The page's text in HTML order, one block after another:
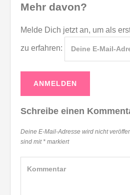
Mehr davon?
Melde Dich jetzt an, um als
zu erfahren:
Schreibe einen
Deine E-Mail-Adresse wird nicht
sind mit * markiert